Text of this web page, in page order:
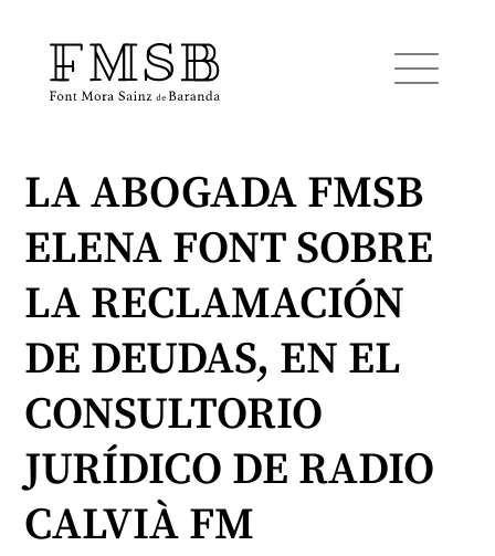
Home
Font Mora Sainz de Baranda
Services
Blog and news
LA ABOGADA FMSB
ELENA FONT SOBRE
LA RECLAMACIÓN
DE DEUDAS, EN EL
CONSULTORIO
JURÍDICO DE RADIO
CALVIÀ FM